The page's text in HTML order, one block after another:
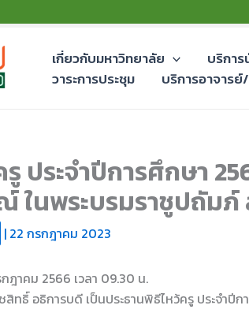
เกี่ยวกับมหาวิทยาลัย บริกา
วาระการประชุม
บริการอาจาร
ประจำปีการศึกษา
ในพระบรมราชูปถัมภ์
| 22 กรกฎาคม 2023
ฎาคม 2566 เวลา 09.30 น.
ทธิ์ อธิการบดี เป็นประธานพิธีไหว้ครู ประจำปีก